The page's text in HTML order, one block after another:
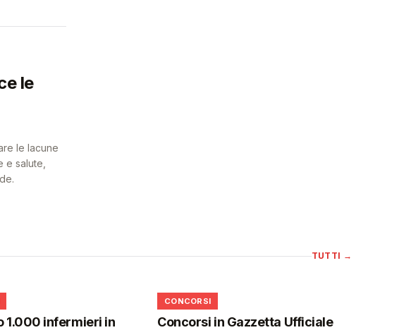
le
le lacune
e salute,
TUTTI →
1.000 infermieri in
📋
CONCORSI
Concorsi in Gazzetta Ufficiale